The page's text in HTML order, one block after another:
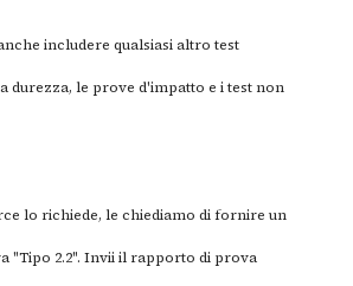
includere qualsiasi altro test
durezza, le prove d'impatto e i test non
lo richiede, le chiediamo di fornire un
"Tipo 2.2". Invii il rapporto di prova